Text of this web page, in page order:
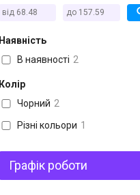
Наявність
В наявності 2
Колір
Чорний 2
Різні кольори 1
Графік роботи